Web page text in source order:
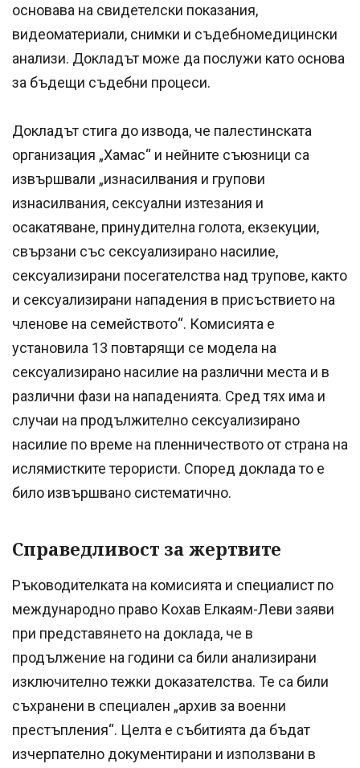
основава на свидетелски показания,
видеоматериали, снимки и съдебномедицински
анализи. Докладът може да послужи като основа
за бъдещи съдебни процеси.
Докладът стига до извода, че палестинската
организация „Хамас“ и нейните съюзници са
извършвали „изнасилвания и групови
изнасилвания, сексуални изтезания и
осакатяване, принудителна голота, екзекуции,
свързани със сексуализирано насилие,
сексуализирани посегателства над трупове, както
и сексуализирани нападения в присъствието на
членове на семейството“. Комисията е
установила 13 повтарящи се модела на
сексуализирано насилие на различни места и в
различни фази на нападенията. Сред тях има и
случаи на продължително сексуализирано
насилие по време на пленничеството от страна на
ислямистките терористи. Според доклада то е
било извършвано систематично.
Справедливост за жертвите
Ръководителката на комисията и специалист по
международно право Кохав Елкаям-Леви заяви
при представянето на доклада, че в
продължение на години са били анализирани
изключително тежки доказателства. Те са били
съхранени в специален „архив за военни
престъпления“. Целта е събитията да бъдат
изчерпателно документирани и използвани в